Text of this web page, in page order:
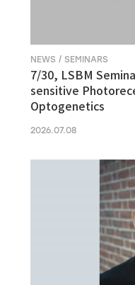
NEWS / SEMINARS
7/30, LSBM
sensitive
Optogenetics
2026.07.08